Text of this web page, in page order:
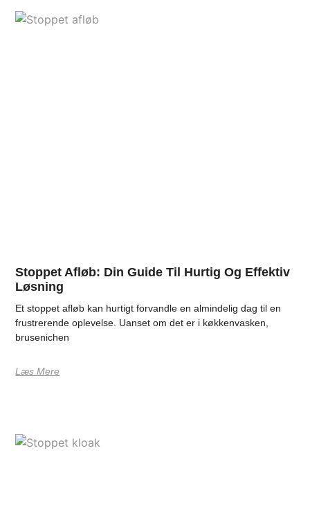
Stoppet Afløb: Din Guide Til Hurtig Og Effektiv
Løsning
Et stoppet afløb kan hurtigt forvandle en almindelig dag til en
frustrerende oplevelse. Uanset om det er i køkkenvasken,
brusenichen
Læs Mere